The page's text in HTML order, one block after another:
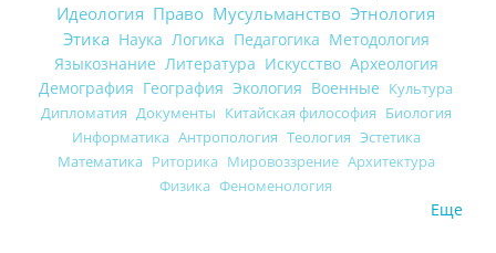
Идеология Право Мусульманство Этнология
Этика Наука Логика Педагогика Методология
Языкознание Литература Искусство Археология
Демография География Экология Военные Культура
Дипломатия Документы Китайская философия Биология
Информатика Антропология Теология Эстетика
Математика Риторика Мировоззрение Архитектура
Физика Феноменология
Еще